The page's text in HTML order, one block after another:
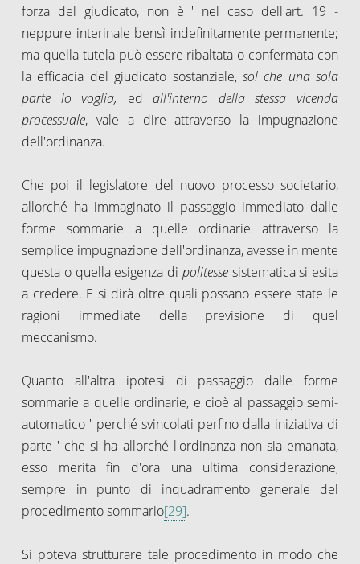
forza del giudicato, non è ' nel caso dell'art. 19 -
neppure interinale bensì indefinitamente permanente;
ma quella tutela può essere ribaltata o confermata con
la efficacia del giudicato sostanziale, sol che una sola
parte lo voglia,
edall'interno della stessa vicenda
processuale, vale a dire attraverso la impugnazione
dell'ordinanza.
Che poi il legislatore del nuovo processo societario,
allorché ha immaginato il passaggio immediato dalle
forme sommarie a quelle ordinarie attraverso la
semplice impugnazione dell'ordinanza, avesse in mente
questa o quella esigenza di politessesistematica si esita
a credere. E si dirà oltre quali possano essere state le
ragioni immediate della previsione di quel
meccanismo.
Quanto all'altra ipotesi di passaggio dalle forme
sommarie a quelle ordinarie, e cioè al passaggio semi-
automatico ' perché svincolati perfino dalla iniziativa di
parte ' che si ha allorché l'ordinanza non sia emanata,
esso merita fin d'ora una ultima considerazione,
sempre in punto di inquadramento generale del
procedimento sommario[29].
Si poteva strutturare tale procedimento in modo che